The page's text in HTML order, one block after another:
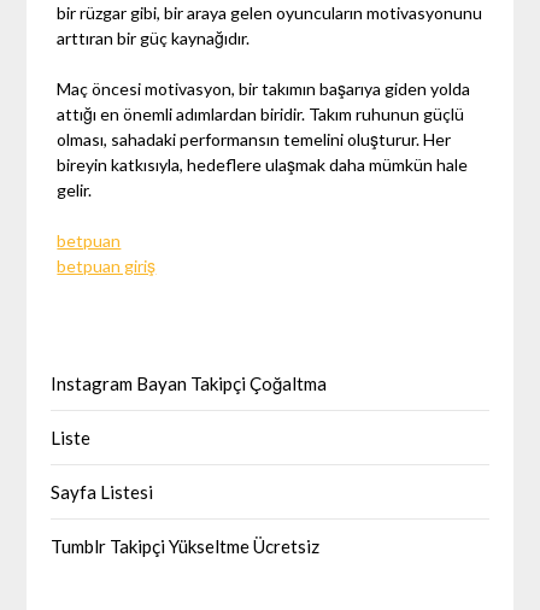
bir rüzgar gibi, bir araya gelen oyuncuların motivasyonunu
arttıran bir güç kaynağıdır.
Maç öncesi motivasyon, bir takımın başarıya giden yolda
attığı en önemli adımlardan biridir. Takım ruhunun güçlü
olması, sahadaki performansın temelini oluşturur. Her
bireyin katkısıyla, hedeflere ulaşmak daha mümkün hale
gelir.
betpuan
betpuan giriş
Instagram Bayan Takipçi Çoğaltma
Liste
Sayfa Listesi
Tumblr Takipçi Yükseltme Ücretsiz